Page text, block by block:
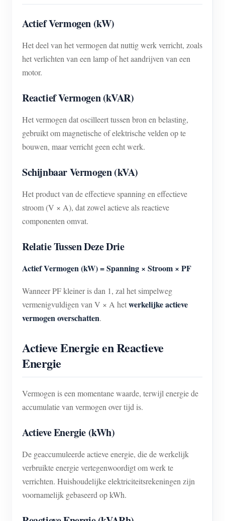
Actief Vermogen (kW)
Het deel van het vermogen dat nuttig werk verricht, zoals
het verlichten van een lamp of het aandrijven van een
motor.
Reactief Vermogen (kVAR)
Het vermogen dat oscilleert tussen bron en belasting,
gebruikt om magnetische of elektrische velden op te
bouwen, maar verricht geen echt werk.
Schijnbaar Vermogen (kVA)
Het product van de effectieve spanning en effectieve
stroom (V × A), dat zowel actieve als reactieve
componenten omvat.
Relatie Tussen Deze Drie
Actief Vermogen (kW) = Spanning × Stroom × PF
Wanneer PF kleiner is dan 1, zal het simpelweg
vermenigvuldigen van V × A hetwerkelijke actieve
vermogen overschatten.
Actieve Energie en Reactieve
Energie
Vermogen is een momentane waarde, terwijl energie de
accumulatie van vermogen over tijd is.
Actieve Energie (kWh)
De geaccumuleerde actieve energie, die de werkelijk
verbruikte energie vertegenwoordigt om werk te
verrichten. Huishoudelijke elektriciteitsrekeningen zijn
voornamelijk gebaseerd op kWh.